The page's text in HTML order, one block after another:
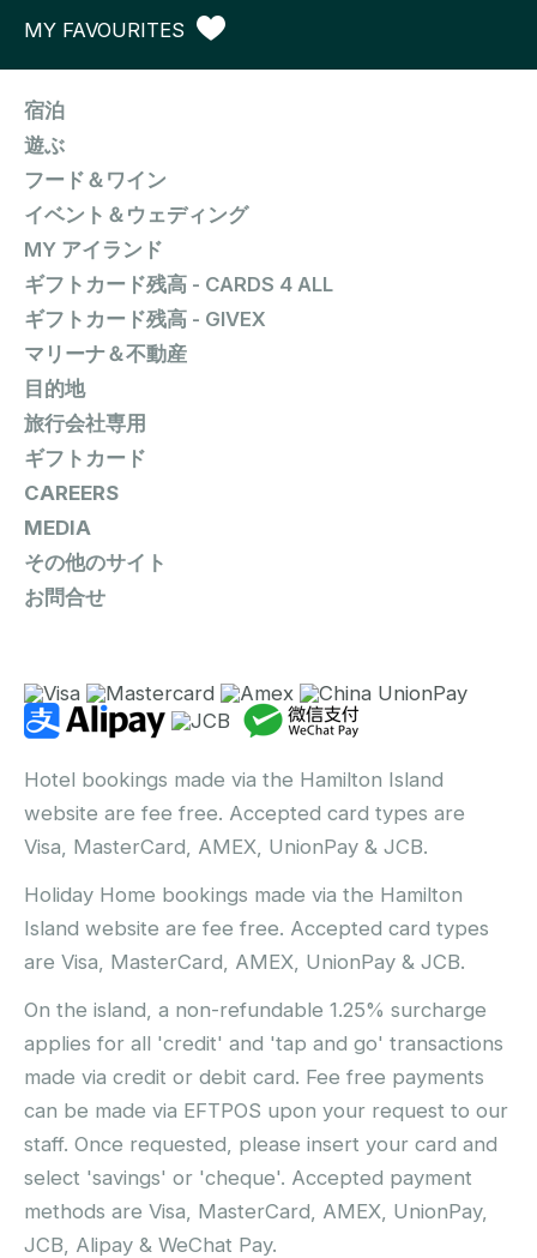
MY FAVOURITES
宿泊
遊ぶ
フード＆ワイン
イベント＆ウェディング
MY アイランド
ギフトカード残高 - CARDS 4 ALL
ギフトカード残高 - GIVEX
マリーナ＆不動産
目的地
旅行会社専用
ギフトカード
CAREERS
MEDIA
その他のサイト
お問合せ
Hotel bookings made via the Hamilton Island
website are fee free. Accepted card types are
Visa, MasterCard, AMEX, UnionPay & JCB.
Holiday Home bookings made via the Hamilton
Island website are fee free. Accepted card types
are Visa, MasterCard, AMEX, UnionPay & JCB.
On the island, a non-refundable 1.25% surcharge
applies for all 'credit' and 'tap and go' transactions
made via credit or debit card. Fee free payments
can be made via EFTPOS upon your request to our
staff. Once requested, please insert your card and
select 'savings' or 'cheque'. Accepted payment
methods are Visa, MasterCard, AMEX, UnionPay,
JCB, Alipay & WeChat Pay.